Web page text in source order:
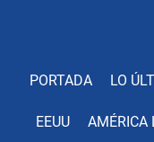
PORTADA LO
EEUU AMÉRICA